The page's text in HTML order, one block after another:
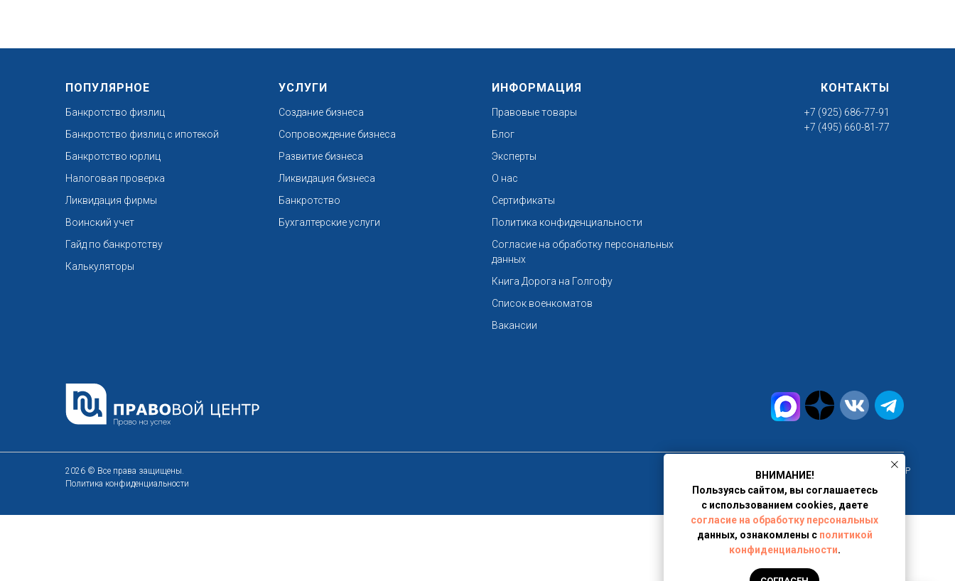
ПОПУЛЯРНОЕ
Банкротство физлиц
Банкротство физлиц с ипотекой
Банкротство юрлиц
Налоговая проверка
Ликвидация фирмы
Воинский учет
Гайд по банкротству
Калькуляторы
УСЛУГИ
Создание бизнеса
Сопровождение бизнеса
Развитие бизнеса
Ликвидация бизнеса
Банкротство
Бухгалтерские услуги
ИНФОРМАЦИЯ
Правовые товары
Блог
Эксперты
О нас
Сертификаты
Политика конфиденциальности
Согласие на обработку персональных
данных
Книга Дорога на Голгофу
Список военкоматов
Вакансии
КОНТАКТЫ
+7 (925) 686-77-91
+7 (495) 660-81-77
2026 © Все права защищены.
Политика конфиденциальности
г. Москва, ИНН 9717102080, ООО "ПРАВОВОЙ ЦЕНТР
ВНИМАНИЕ!
Пользуясь сайтом, вы соглашаетесь
с использованием cookies, даете
согласие на обработку персональных
данных, ознакомлены с политикой
конфиденциальности.